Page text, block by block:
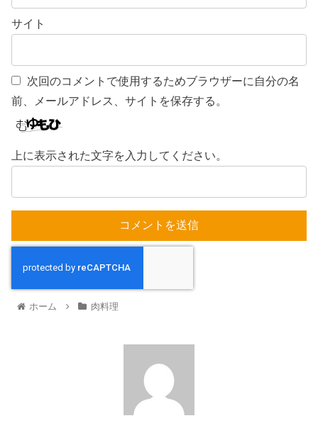
サイト
次回のコメントで使用するためブラウザーに自分の名
前、メールアドレス、サイトを保存する。
上に表示された文字を入力してください。
ホーム 肉料理